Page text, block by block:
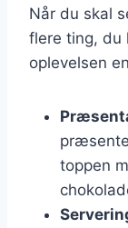
Når du skal
flere ting, du
oplevelsen
toppen